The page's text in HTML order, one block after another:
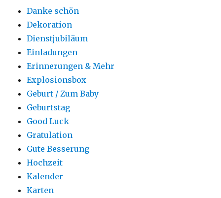
Danke schön
Dekoration
Dienstjubiläum
Einladungen
Erinnerungen & Mehr
Explosionsbox
Geburt / Zum Baby
Geburtstag
Good Luck
Gratulation
Gute Besserung
Hochzeit
Kalender
Karten